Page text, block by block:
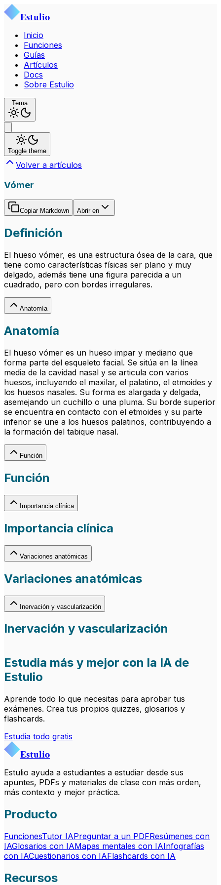
Estulio
Inicio
Funciones
Guías
Artículos
Docs
Sobre Estulio
Tema
Toggle theme
Volver a artículos
Vómer
Copiar Markdown Abrir en
Definición
El hueso vómer, es una estructura ósea de la cara, que
tiene como características físicas ser plano y muy
delgado, además tiene una figura parecida a un
cuadrado, pero con bordes irregulares.
Anatomía
Anatomía
El hueso vómer es un hueso impar y mediano que
forma parte del esqueleto facial. Se sitúa en la línea
media de la cavidad nasal y se articula con varios
huesos, incluyendo el maxilar, el palatino, el etmoides y
los huesos nasales. Su forma es alargada y delgada,
asemejando un cuchillo o una pluma. Su borde superior
se encuentra en contacto con el etmoides y su parte
inferior se une a los huesos palatinos, contribuyendo a
la formación del tabique nasal.
Función
Función
Importancia clínica
Importancia clínica
Variaciones anatómicas
Variaciones anatómicas
Inervación y vascularización
Inervación y vascularización
Estudia más y mejor con la IA de
Estulio
Aprende todo lo que necesitas para aprobar tus
exámenes. Crea tus propios quizzes, glosarios y
flashcards.
Estudia todo gratis
Estulio
Estulio ayuda a estudiantes a estudiar desde sus
apuntes, PDFs y materiales de clase con más orden,
más contexto y mejor práctica.
Producto
FuncionesTutor IAPreguntar a un PDFResúmenes con
IAGlosarios con IAMapas mentales con IAInfografías
con IACuestionarios con IAFlashcards con IA
Recursos